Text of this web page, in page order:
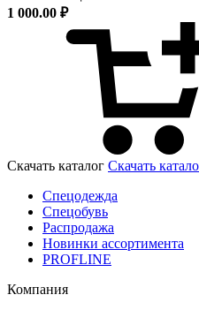
1 000.00 ₽
Скачать каталог Скачать
Спецодежда
Спецобувь
Распродажа
Новинки ассортимента
PROFLINE
Компания